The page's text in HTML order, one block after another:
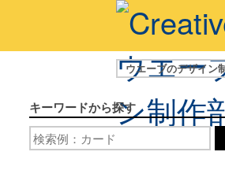
ウエーブのデザイン
キーワードから探す